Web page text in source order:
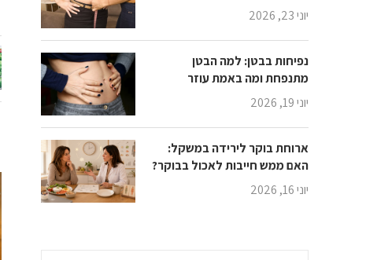
יוני 23, 2026
נפיחות בבטן: למה הבטן
מתנפחת ומה באמת עוזר
יוני 19, 2026
ארוחת בוקר לירידה במשקל:
האם ממש חייבות לאכול בבוקר?
יוני 16, 2026